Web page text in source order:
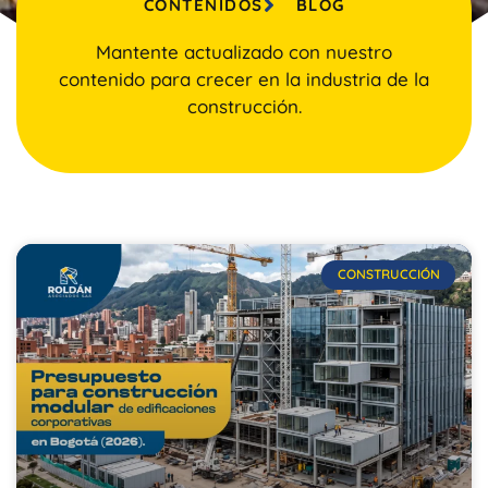
CONTENIDOS BLOG
Mantente actualizado con nuestro
contenido para crecer en la industria de la
construcción.
CONSTRUCCIÓN